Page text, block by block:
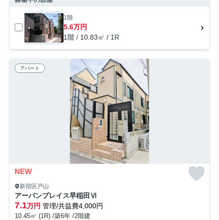
1階
5.6万円
1階 / 10.83㎡ / 1R
アパート
NEW
新宿区戸山
アーバンプレイス早稲田Ⅵ
7.1万円 管理/共益費4,000円
10.45㎡ (1R) /築6年 /2階建